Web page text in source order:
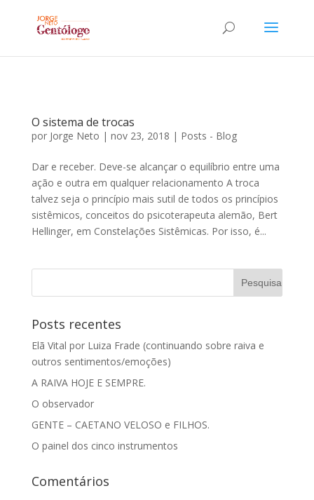
O sistema de trocas
por Jorge Neto | nov 23, 2018 | Posts - Blog
Dar e receber. Deve-se alcançar o equilíbrio entre uma
ação e outra em qualquer relacionamento A troca
talvez seja o princípio mais sutil de todos os princípios
sistêmicos, conceitos do psicoterapeuta alemão, Bert
Hellinger, em Constelações Sistêmicas. Por isso, é...
Posts recentes
Elã Vital por Luiza Frade (continuando sobre raiva e
outros sentimentos/emoções)
A RAIVA HOJE E SEMPRE.
O observador
GENTE – CAETANO VELOSO e FILHOS.
O painel dos cinco instrumentos
Comentários